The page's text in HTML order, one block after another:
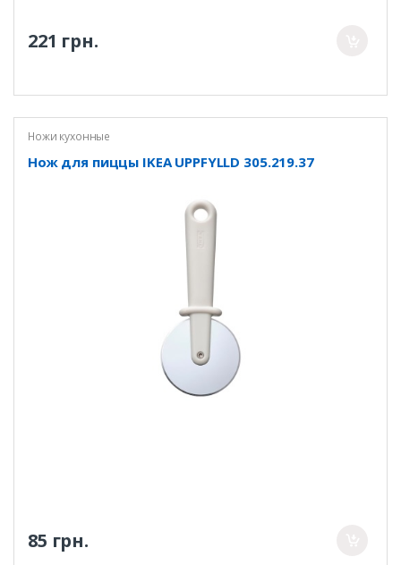
221 грн.
Ножи кухонные
Нож для пиццы IKEA UPPFYLLD 305.219.37
85 грн.